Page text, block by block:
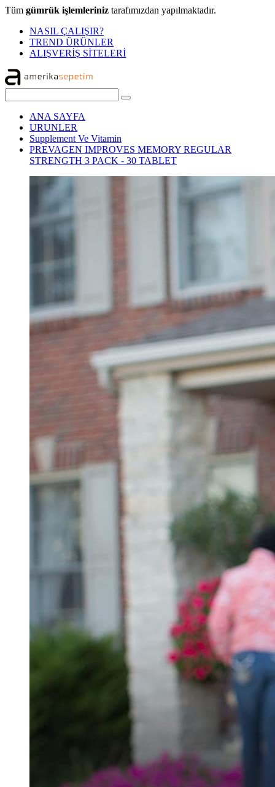
Tüm gümrük işlemleriniz tarafımızdan yapılmaktadır.
NASIL ÇALIŞIR?
TREND ÜRÜNLER
ALIŞVERİŞ SİTELERİ
ANA SAYFA
URUNLER
Supplement Ve Vitamin
PREVAGEN IMPROVES MEMORY REGULAR
STRENGTH 3 PACK - 30 TABLET